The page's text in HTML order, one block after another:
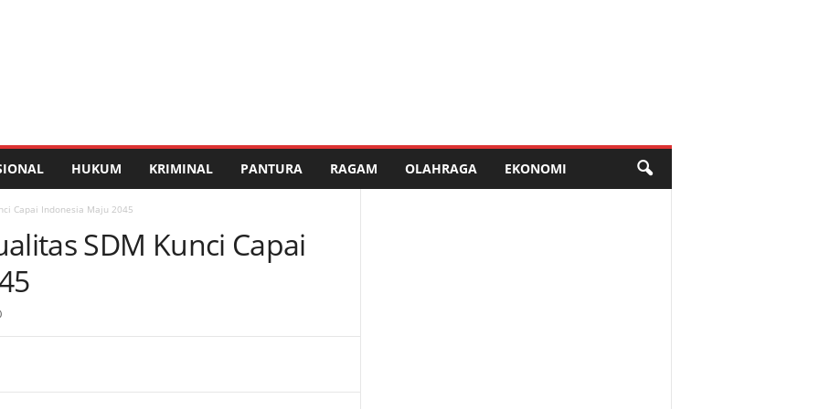
HUKUM KRIMINAL PANTURA RAGAM OLAHRAGA EKONOMI
Capai Indonesia Maju 2045
SDM Kunci Capai